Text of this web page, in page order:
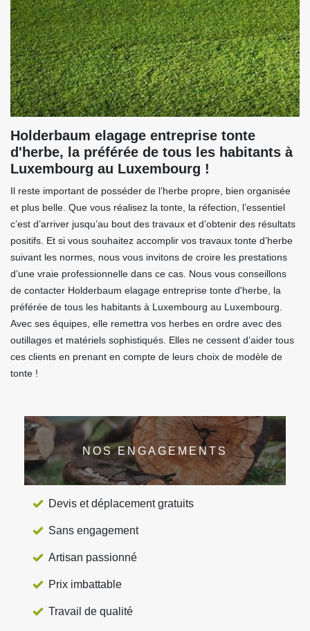
Holderbaum elagage entreprise tonte
d'herbe, la préférée de tous les habitants à
Luxembourg au Luxembourg !
Il reste important de posséder de l’herbe propre, bien organisée
et plus belle. Que vous réalisez la tonte, la réfection, l’essentiel
c’est d’arriver jusqu’au bout des travaux et d’obtenir des résultats
positifs. Et si vous souhaitez accomplir vos travaux tonte d’herbe
suivant les normes, nous vous invitons de croire les prestations
d’une vraie professionnelle dans ce cas. Nous vous conseillons
de contacter Holderbaum elagage entreprise tonte d'herbe, la
préférée de tous les habitants à Luxembourg au Luxembourg.
Avec ses équipes, elle remettra vos herbes en ordre avec des
outillages et matériels sophistiqués. Elles ne cessent d’aider tous
ces clients en prenant en compte de leurs choix de modèle de
tonte !
NOS ENGAGEMENTS
Devis et déplacement gratuits
Sans engagement
Artisan passionné
Prix imbattable
Travail de qualité